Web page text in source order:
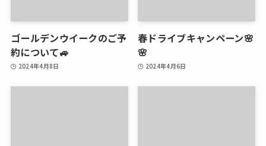
ゴールデンウイークのご予
約について🚙
2024年4月8日
春ドライブキャンペーン🌸
🌸
2024年4月6日